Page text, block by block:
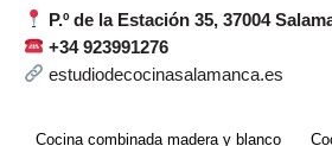
P.º de la Estación 35, 37004
+34 923991276
estudiodecocinasalamanca.es
Cocina combinada madera y blanco